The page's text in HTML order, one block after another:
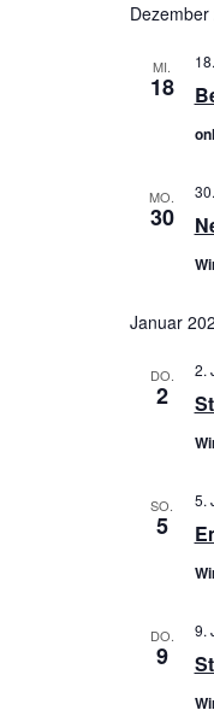
wählen.
MI.
18
MO.
30
Januar
DO.
2
2.
SO.
5
5.
DO.
9
9.